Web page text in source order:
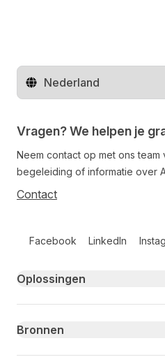
Regio wijzigen
Vragen? We helpen je
Neem contact op met ons team
begeleiding of informatie over
Contact
Facebook LinkedIn
Primary footer navigation
Oplossingen
Bronnen